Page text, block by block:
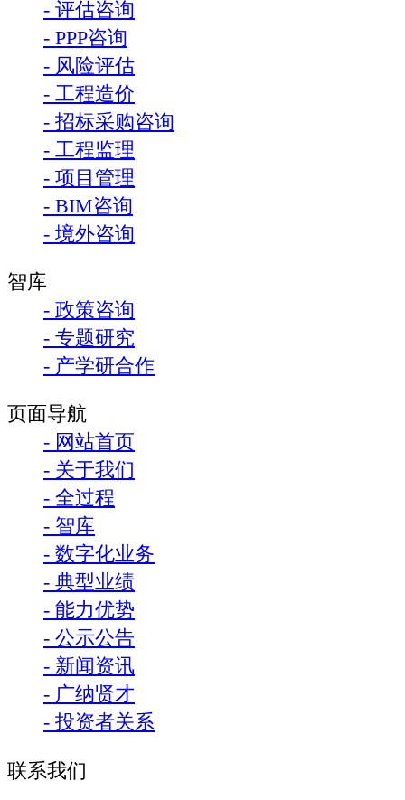
- 评估咨询
- PPP咨询
- 风险评估
- 工程造价
- 招标采购咨询
- 工程监理
- 项目管理
- BIM咨询
- 境外咨询
智库
- 政策咨询
- 专题研究
- 产学研合作
页面导航
- 网站首页
- 关于我们
- 全过程
- 智库
- 数字化业务
- 典型业绩
- 能力优势
- 公示公告
- 新闻资讯
- 广纳贤才
- 投资者关系
联系我们